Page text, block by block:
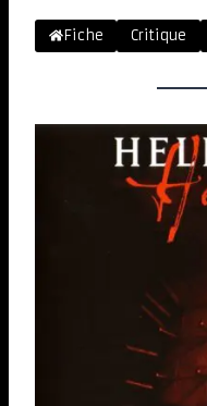
Fiche Critique